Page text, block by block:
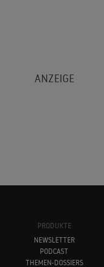
PRODUKTE
NEWSLETTER
PODCAST
THEMEN-DOSSIERS